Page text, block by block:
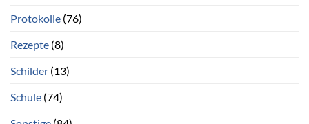
Protokolle (76)
Rezepte (8)
Schilder (13)
Schule (74)